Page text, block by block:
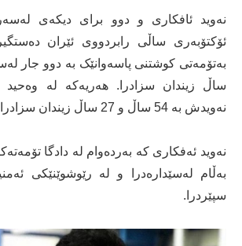
نەوید ئافکاری و دوو برای دیکەی لەسەر
ئۆکتۆبەری ساڵی رابردووی ئێران
بەتۆمەتی کوشتنی پاسەوانێک به دوو جار
ساڵ زیندان سزادرا. هەریەکه له وەحید
نەویدش به 54 ساڵ و 27 ساڵ زیندان سزادراون.
نەوید ئەفکاری که بەردەوام له دادگا
به‌ڵام لەسێدارەدرا و له‌ رێوشوێنێکی
سپێردرا.